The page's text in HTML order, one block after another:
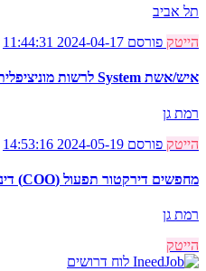
תל אביב
הייטק פורסם 2024-04-17 11:44:31
איש/אשת System לרשות מוניציפלית באזור המרכז
רמת גן
הייטק פורסם 2024-05-19 14:53:16
מחפשים דירקטור תפעול (COO) דינמי ומנוסה!
רמת גן
הייטק
לוח דרושים